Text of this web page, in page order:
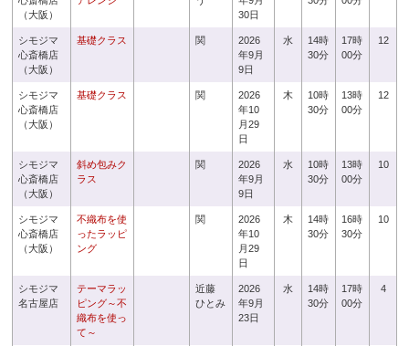
（大阪）
30日
シモジマ
心斎橋店
（大阪）
基礎クラス 関
2026
年9月
9日
水
14時
30分
17時
00分
12
シモジマ
心斎橋店
（大阪）
基礎クラス 関
2026
年10
月29
日
木
10時
30分
13時
00分
12
シモジマ
心斎橋店
（大阪）
斜め包みク
ラス
関
2026
年9月
9日
水
10時
30分
13時
00分
10
シモジマ
心斎橋店
（大阪）
不織布を使
ったラッピ
ング
関
2026
年10
月29
日
木
14時
30分
16時
30分
10
シモジマ
名古屋店
テーマラッ
ピング～不
織布を使っ
て～
近藤
ひとみ
2026
年9月
23日
水
14時
30分
17時
00分
4